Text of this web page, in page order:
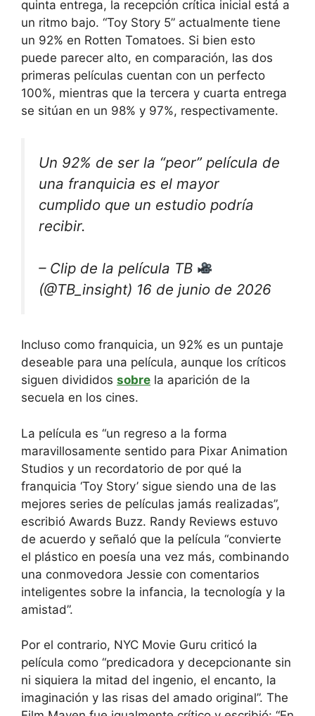
quinta entrega, la recepción crítica inicial está a
un ritmo bajo. “Toy Story 5” actualmente tiene
un 92% en Rotten Tomatoes. Si bien esto
puede parecer alto, en comparación, las dos
primeras películas cuentan con un perfecto
100%, mientras que la tercera y cuarta entrega
se sitúan en un 98% y 97%, respectivamente.
Un 92% de ser la “peor” película de
una franquicia es el mayor
cumplido que un estudio podría
recibir.
– Clip de la película TB
(@TB_insight) 16 de junio de 2026
Incluso como franquicia, un 92% es un puntaje
deseable para una película, aunque los críticos
siguen divididos sobre la aparición de la
secuela en los cines.
La película es “un regreso a la forma
maravillosamente sentido para Pixar Animation
Studios y un recordatorio de por qué la
franquicia ‘Toy Story’ sigue siendo una de las
mejores series de películas jamás realizadas”,
escribió Awards Buzz. Randy Reviews estuvo
de acuerdo y señaló que la película “convierte
el plástico en poesía una vez más, combinando
una conmovedora Jessie con comentarios
inteligentes sobre la infancia, la tecnología y la
amistad”.
Por el contrario, NYC Movie Guru criticó la
película como “predicadora y decepcionante sin
ni siquiera la mitad del ingenio, el encanto, la
imaginación y las risas del amado original”. The